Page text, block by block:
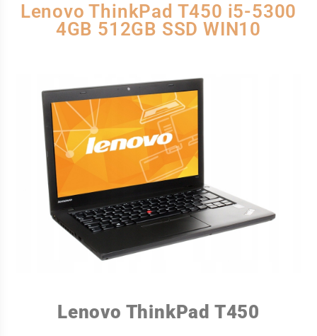
Lenovo ThinkPad T450 i5-5300
4GB 512GB SSD WIN10
Lenovo ThinkPad T450